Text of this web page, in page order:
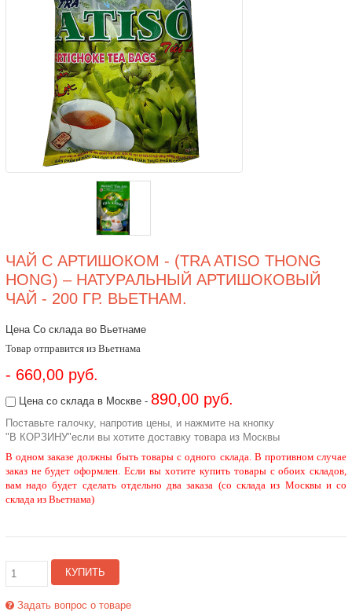
ЧАЙ С АРТИШОКОМ - (TRA ATISO THONG
HONG) – НАТУРАЛЬНЫЙ АРТИШОКОВЫЙ
ЧАЙ - 200 ГР. ВЬЕТНАМ.
Цена Со склада во Вьетнаме
Товар отправится из Вьетнама
- 660,00 руб.
Цена со склада в Москве - 890,00 руб.
Поставьте галочку, напротив цены, и нажмите на кнопку
"В КОРЗИНУ"если вы хотите доставку товара из Москвы
В одном заказе должны быть товары с одного склада. В противном случае
заказ не будет оформлен. Если вы хотите купить товары с обоих складов,
вам надо будет сделать отдельно два заказа (со склада из Москвы и со
склада из Вьетнама)
КУПИТЬ
Задать вопрос о товаре